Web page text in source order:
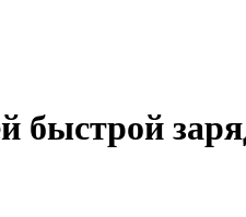
быстрой